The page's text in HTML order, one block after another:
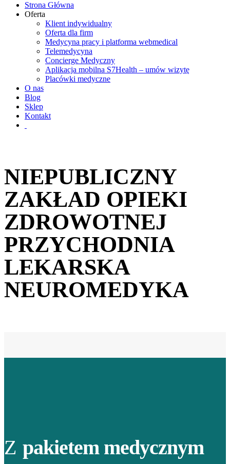
Strona Główna
Oferta
Klient indywidualny
Oferta dla firm
Medycyna pracy i platforma webmedical
Telemedycyna
Concierge Medyczny
Aplikacja mobilna S7Health – umów wizytę
Placówki medyczne
O nas
Blog
Sklep
Kontakt
NIEPUBLICZNY
ZAKŁAD OPIEKI
ZDROWOTNEJ
PRZYCHODNIA
LEKARSKA
NEUROMEDYKA
Z pakietem medycznym